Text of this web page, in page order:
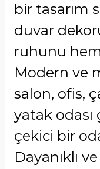
bir tasarım
duvar
ruhunu hem
Modern ve
salon, ofis,
yatak
çekici bir
Dayanıklı